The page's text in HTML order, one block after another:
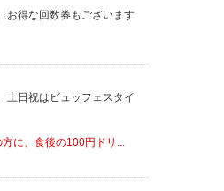
お得な回数券もございます
土日祝はビュッフェスタイ
に、食後の100円ドリ...